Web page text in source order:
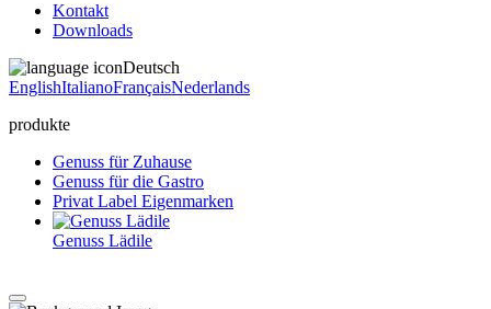
Kontakt
Downloads
Deutsch
EnglishItalianoFrançaisNederlands
produkte
Genuss für Zuhause
Genuss für die Gastro
Privat Label Eigenmarken
Genuss Lädile